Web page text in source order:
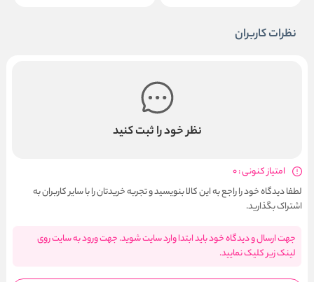
نظرات کاربران
نظر خود را ثبت کنید
امتیاز کنونی : 0
لطفا دیدگاه خود را راجع به این کالا بنویسید و تجربه خریدتان را با سایر کاربران به
اشتراک بگذارید.
جهت ارسال و دیدگاه خود باید ابتدا وارد سایت شوید. جهت ورود به سایت روی
لینک زیر کلیک نمایید.